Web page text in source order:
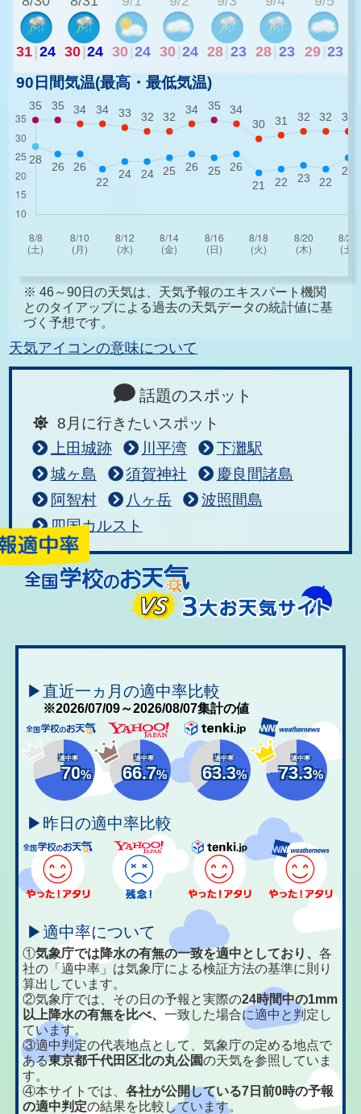
31|24 30|24 30 24 30 24 28 23 28 23 29 23
90日間気温(最高・最低気温)
※ 46～90日の天気は、天気予報のエキスパート機関
とのタイアップによる過去の天気データの統計値に基
づく予想です。
天気アイコンの意味について
話題のスポット
8月に行きたいスポット
上田城跡
川平湾
下灘駅
城ヶ島
須賀神社
慶良間諸島
阿智村
八ヶ岳
波照間島
四国カルスト
▶直近一ヵ月の適中率比較
※2026/07/09～2026/08/07集計の値
適中率
70%
適中率
66.7%
適中率
63.3%
適中率
73.3%
▶昨日の適中率比較
▶適中率について
①気象庁では降水の有無の一致を適中としており、各
社の「適中率」は気象庁による検証方法の基準に則り
算出しています。
②気象庁では、その日の予報と実際の24時間中の1mm
以上降水の有無を比べ、一致した場合に適中と判定し
ています。
③適中判定の代表地点として、気象庁の定める地点で
ある東京都千代田区北の丸公園の天気を参照していま
す。
④本サイトでは、各社が公開している7日前0時の予報
の適中判定の結果を比較しています。